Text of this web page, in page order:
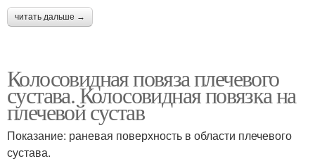
читать дальше →
Колосовидная повяза плечевого
сустава. Колосовидная повязка на
плечевой сустав
Показание: раневая поверхность в области плечевого
сустава.